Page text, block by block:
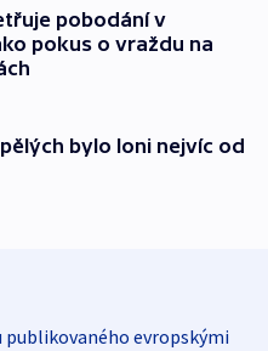
pobodání v
pokus o vraždu na
bylo loni nejvíc od
publikovaného evropskými